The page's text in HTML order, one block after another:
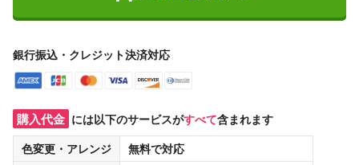
銀行振込・クレジット決済対応
購入代金 には以下のサービスがすべて含まれます
色変更・アレンジ
無料で対応